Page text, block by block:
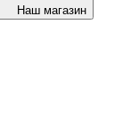
Наш магазин